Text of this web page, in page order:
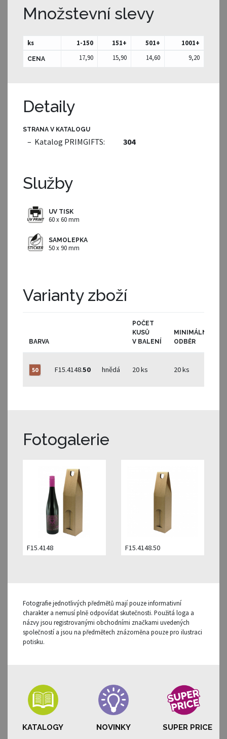
Množstevní slevy
ks 1-150 151+ 501+ 1001+
CENA 17,90 15,90 14,60 9,20
Detaily
STRANA V KATALOGU
– Katalog PRIMGIFTS: 304
Služby
UV TISK
60 x 60 mm
SAMOLEPKA
50 x 90 mm
Varianty zboží
BARVA
POČET
KUSŮ
V BALENÍ
MINIMÁLNÍ
ODBĚR
50 F15.4148.50 hnědá 20 ks 20 ks
Fotogalerie
F15.4148 F15.4148.50
Fotografie jednotlivých předmětů mají pouze informativní
charakter a nemusí plně odpovídat skutečnosti. Použitá loga a
názvy jsou registrovanými obchodními značkami uvedených
společností a jsou na předmětech znázorněna pouze pro ilustraci
potisku.
KATALOGY NOVINKY SUPER PRICE